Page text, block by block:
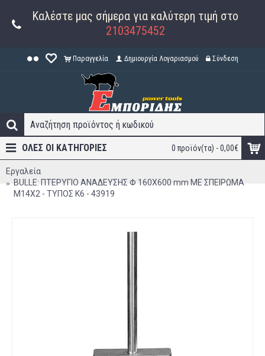
Καλέστε μας σήμερα για καλύτερη τιμή στο
2103475452
Παραγγελία Δημιουργία Λογαριασμού Σύνδεση
0 προϊόν(τα) - 0,00€
ΟΛΕΣ ΟΙ ΚΑΤΗΓΟΡΊΕΣ
Εργαλεία
BULLE: ΠΤΕΡΥΓΙΟ ΑΝΑΔΕΥΣΗΣ Φ 160Χ600 mm ΜΕ ΣΠΕΙΡΩΜΑ
Μ14Χ2 - ΤΥΠΟΣ Κ6 - 43919